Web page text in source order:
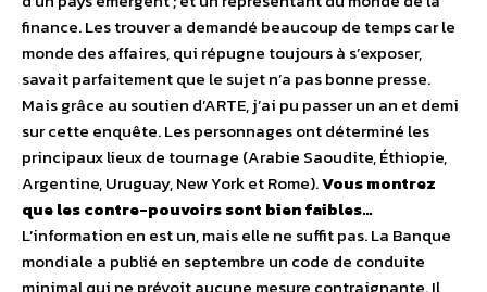
finance. Les trouver a demandé beaucoup de temps car le
monde des affaires, qui répugne toujours à s’exposer,
savait parfaitement que le sujet n’a pas bonne presse.
Mais grâce au soutien d’ARTE, j’ai pu passer un an et demi
sur cette enquête. Les personnages ont déterminé les
principaux lieux de tournage (Arabie Saoudite, Éthiopie,
Argentine, Uruguay, New York et Rome).Vous montrez
que les contre-pouvoirs sont bien faibles…
L’information en est un, mais elle ne suffit pas. La Banque
mondiale a publié en septembre un code de conduite
minimal qui ne prévoit aucune mesure contraignante. Il